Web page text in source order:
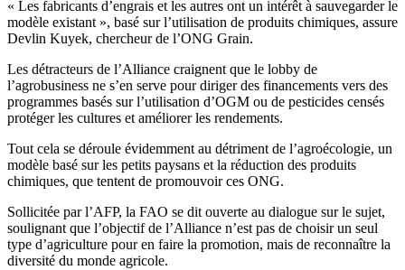
« Les fabricants d’engrais et les autres ont un intérêt à sauvegarder le
modèle existant », basé sur l’utilisation de produits chimiques, assure
Devlin Kuyek, chercheur de l’ONG Grain.
Les détracteurs de l’Alliance craignent que le lobby de
l’agrobusiness ne s’en serve pour diriger des financements vers des
programmes basés sur l’utilisation d’OGM ou de pesticides censés
protéger les cultures et améliorer les rendements.
Tout cela se déroule évidemment au détriment de l’agroécologie, un
modèle basé sur les petits paysans et la réduction des produits
chimiques, que tentent de promouvoir ces ONG.
Sollicitée par l’AFP, la FAO se dit ouverte au dialogue sur le sujet,
soulignant que l’objectif de l’Alliance n’est pas de choisir un seul
type d’agriculture pour en faire la promotion, mais de reconnaître la
diversité du monde agricole.